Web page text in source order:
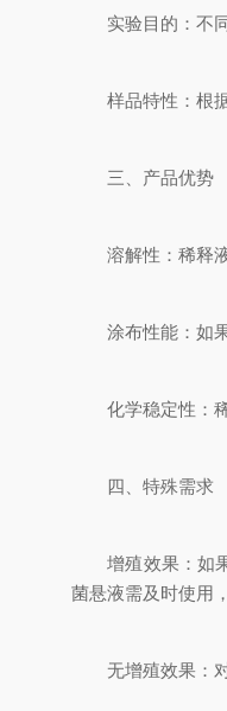
实验目的：不同
样品特性：根据
三、产品优势
溶解性：稀释液
涂布性能：如果
化学稳定性：稀
四、特殊需求
增殖效果：如果
菌悬液需及时使用
无增殖效果：对